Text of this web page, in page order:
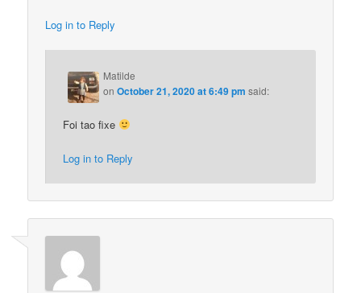
Log in to Reply
Matilde
onOctober 21, 2020 at 6:49 pm said:
Foi tao fixe
Log in to Reply